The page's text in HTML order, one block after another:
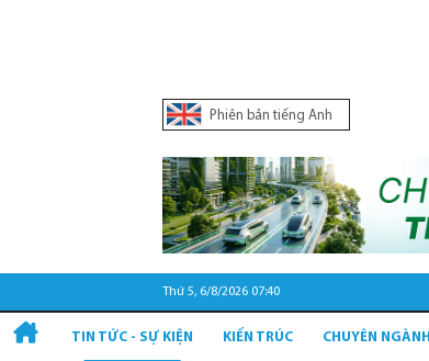
Phiên bản tiếng Anh
Thứ 5, 6/8/2026 07:40
TIN TỨC - SỰ KIỆN KIẾN TRÚC CHUYÊN NGÀNH